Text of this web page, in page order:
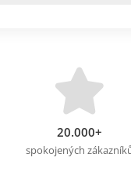
20.000+
spokojených